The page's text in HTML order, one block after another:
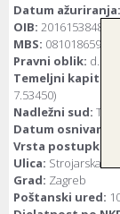
Datum ažuriranja:
OIB: 20161538488
MBS: 081018659
Pravni oblik:
Temeljni kapital:
7.53450)
Nadležni sud:
Datum osnivanja:
Vrsta postupka:
Ulica: Strojarska
Grad: Zagreb
Poštanski ured: